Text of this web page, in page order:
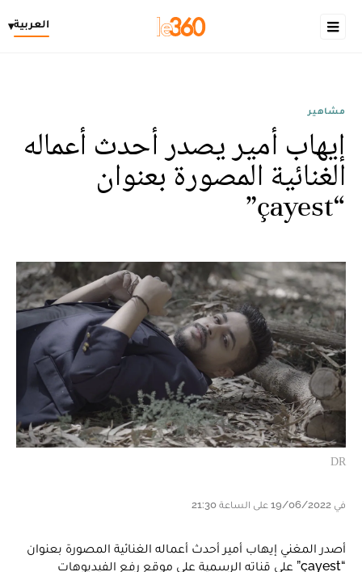
العربية▾
مشاهير
إيهاب أمير يصدر أحدث أعماله
الغنائية المصورة بعنوان
“çayest”
DR
في 19/06/2022 على الساعة 21:30
أصدر المغني إيهاب أمير أحدث أعماله الغنائية المصورة بعنوان
“çayest” على قناته الرسمية على موقع رفع الفيديوهات